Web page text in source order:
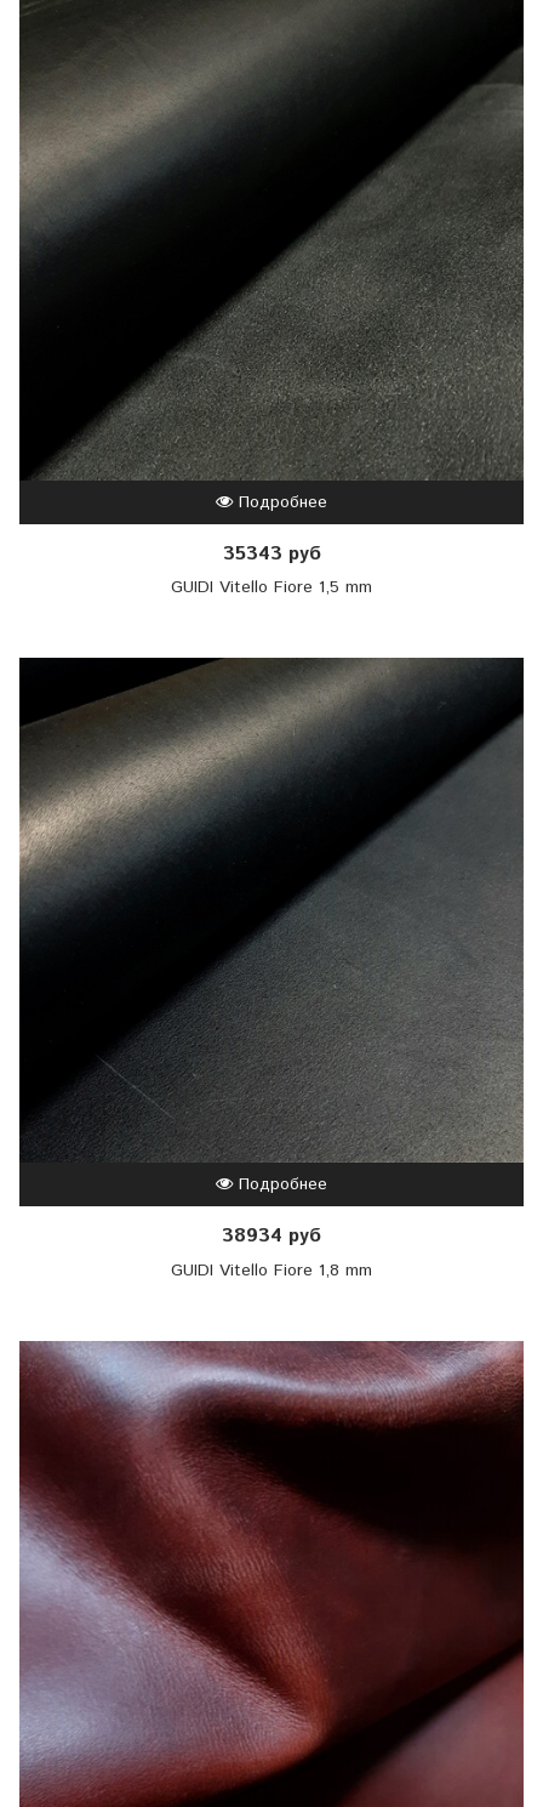
Подробнее
35343 руб
GUIDI Vitello Fiore 1,5 mm
Подробнее
38934 руб
GUIDI Vitello Fiore 1,8 mm